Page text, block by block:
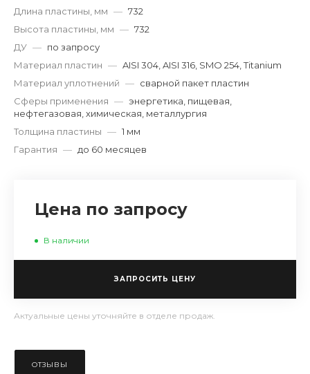
Длина пластины, мм — 732
Высота пластины, мм — 732
ДУ — по запросу
Материал пластин — AISI 304, AISI 316, SMO 254, Titanium
Материал уплотнений — сварной пакет пластин
Сферы применения — энергетика, пищевая,
нефтегазовая, химическая, металлургия
Толщина пластины — 1 мм
Гарантия — до 60 месяцев
Цена по запросу
В наличии
ЗАПРОСИТЬ ЦЕНУ
Актуальные цены уточняйте в отделе продаж.
ОТЗЫВЫ